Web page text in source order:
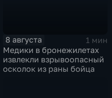
8 августа
1 мин
Медики в бронежилетах
извлекли взрывоопасный
осколок из раны бойца